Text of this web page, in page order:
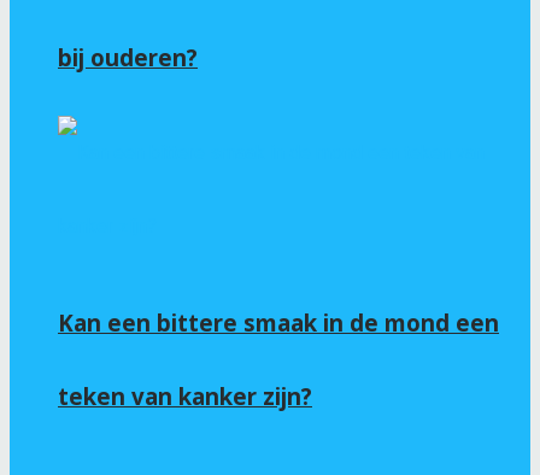
bij ouderen?
Kan een bittere smaak in de mond een
teken van kanker zijn?